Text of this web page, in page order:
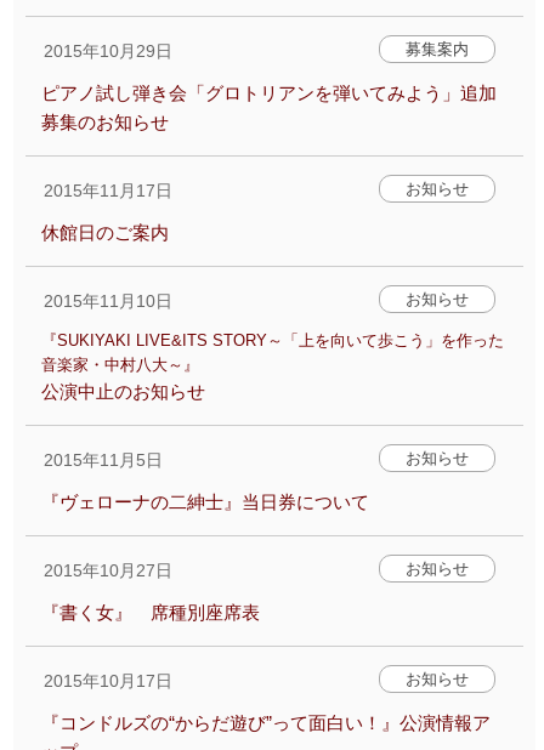
出版物・映像
交通アクセス
トップに戻る
2015年10月29日 募集案内
ピアノ試し弾き会「グロトリアンを弾いてみよう」追加
募集のお知らせ
2015年11月17日 お知らせ
休館日のご案内
2015年11月10日 お知らせ
『SUKIYAKI LIVE&ITS STORY～「上を向いて歩こう」を作った
音楽家・中村八大～』
公演中止のお知らせ
2015年11月5日 お知らせ
『ヴェローナの二紳士』当日券について
2015年10月27日 お知らせ
『書く女』 席種別座席表
2015年10月17日 お知らせ
『コンドルズの“からだ遊び”って面白い！』公演情報ア